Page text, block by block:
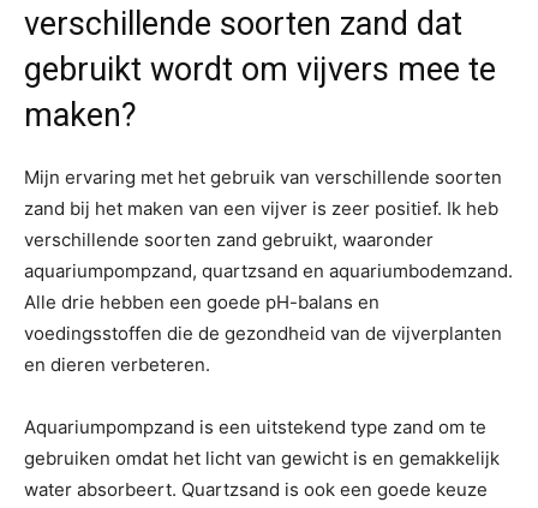
verschillende soorten zand dat
gebruikt wordt om vijvers mee te
maken?
Mijn ervaring met het gebruik van verschillende soorten
zand bij het maken van een vijver is zeer positief. Ik heb
verschillende soorten zand gebruikt, waaronder
aquariumpompzand, quartzsand en aquariumbodemzand.
Alle drie hebben een goede pH-balans en
voedingsstoffen die de gezondheid van de vijverplanten
en dieren verbeteren.
Aquariumpompzand is een uitstekend type zand om te
gebruiken omdat het licht van gewicht is en gemakkelijk
water absorbeert. Quartzsand is ook een goede keuze